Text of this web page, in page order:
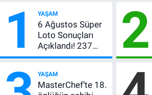
1 YAŞAM
6 Ağustos Süper
Loto Sonuçları
Açıklandı! 237
Milyon TL’lik
2
YAŞAM
MasterChef’te 18.